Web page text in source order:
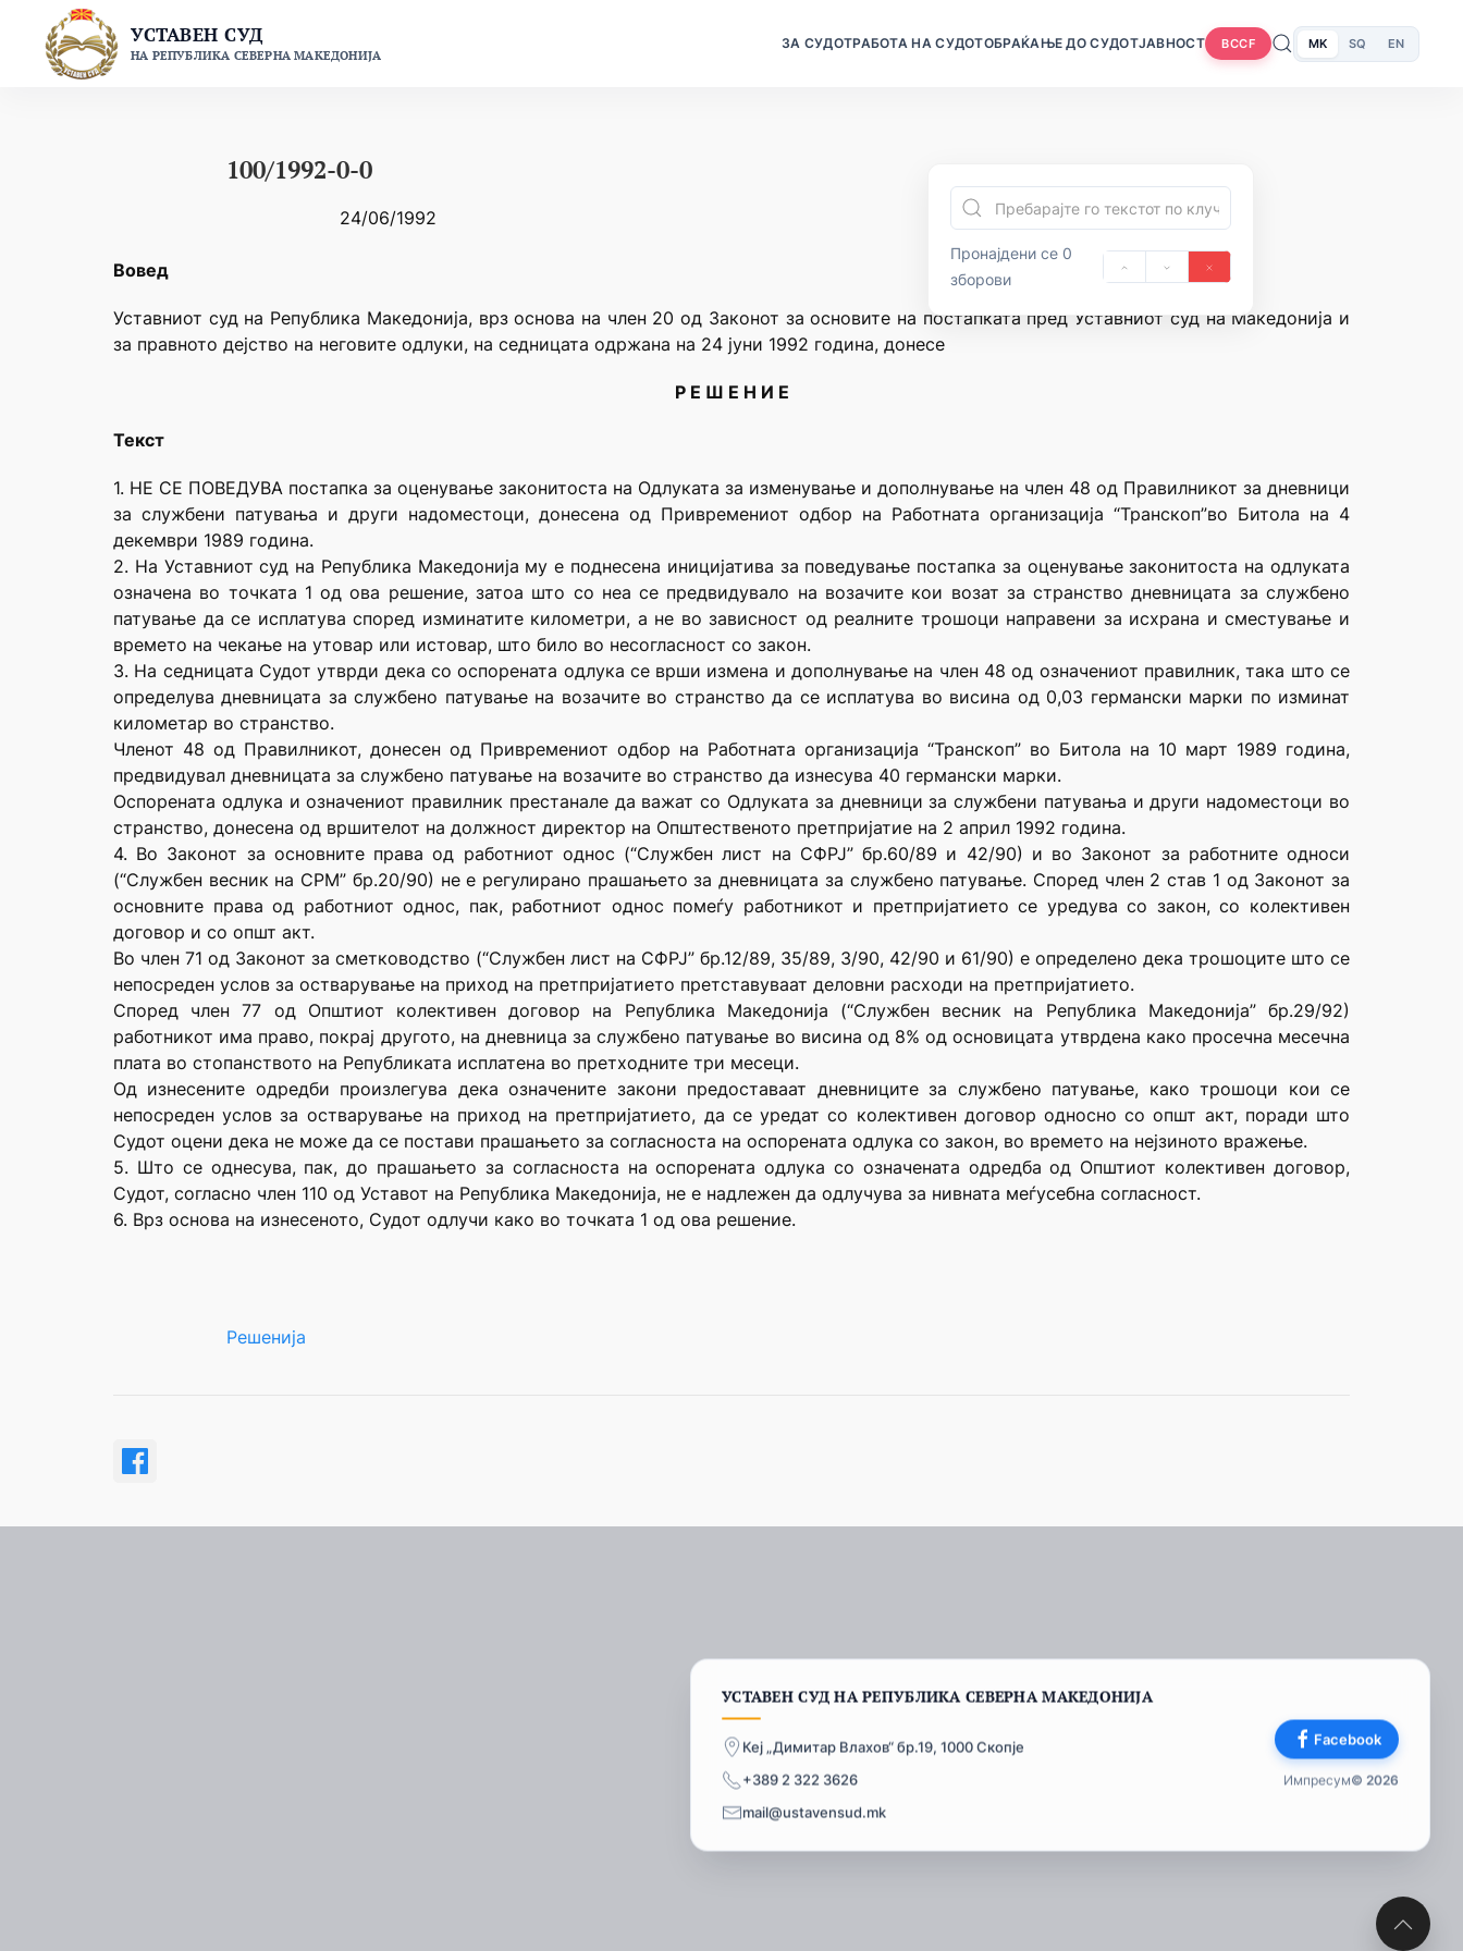
content
УСТАВЕН СУД
НА РЕПУБЛИКА СЕВЕРНА МАКЕДОНИЈА
ЗА СУДОТРАБОТА НА СУДОТОБРАЌАЊЕ ДО СУДОТЈАВНОСТ BCCF MK SQ EN
100/1992-0-0
24/06/1992
Пронајдени се 0
зборови
Вовед
Уставниот суд на Република Македонија, врз основа на член 20 од Законот за основите на постапката пред Уставниот суд на Македонија и
за правното дејство на неговите одлуки, на седницата одржана на 24 јуни 1992 година, донесе
Р Е Ш Е Н И Е
Текст
1. НЕ СЕ ПОВЕДУВА постапка за оценување законитоста на Одлуката за изменување и дополнување на член 48 од Правилникот за дневници
за службени патувања и други надоместоци, донесена од Привремениот одбор на Работната организација “Транскоп”во Битола на 4
декември 1989 година.
2. На Уставниот суд на Република Македонија му е поднесена иницијатива за поведување постапка за оценување законитоста на одлуката
означена во точката 1 од ова решение, затоа што со неа се предвидувало на возачите кои возат за странство дневницата за службено
патување да се исплатува според изминатите километри, а не во зависност од реалните трошоци направени за исхрана и сместување и
времето на чекање на утовар или истовар, што било во несогласност со закон.
3. На седницата Судот утврди дека со оспорената одлука се врши измена и дополнување на член 48 од означениот правилник, така што се
определува дневницата за службено патување на возачите во странство да се исплатува во висина од 0,03 германски марки по изминат
километар во странство.
Членот 48 од Правилникот, донесен од Привремениот одбор на Работната организација “Транскоп” во Битола на 10 март 1989 година,
предвидувал дневницата за службено патување на возачите во странство да изнесува 40 германски марки.
Оспорената одлука и означениот правилник престанале да важат со Одлуката за дневници за службени патувања и други надоместоци во
странство, донесена од вршителот на должност директор на Општественото претпријатие на 2 април 1992 година.
4. Во Законот за основните права од работниот однос (“Службен лист на СФРЈ” бр.60/89 и 42/90) и во Законот за работните односи
(“Службен весник на СРМ” бр.20/90) не е регулирано прашањето за дневницата за службено патување. Според член 2 став 1 од Законот за
основните права од работниот однос, пак, работниот однос помеѓу работникот и претпријатието се уредува со закон, со колективен
договор и со општ акт.
Во член 71 од Законот за сметководство (“Службен лист на СФРЈ” бр.12/89, 35/89, 3/90, 42/90 и 61/90) е определено дека трошоците што се
непосреден услов за остварување на приход на претпријатието претставуваат деловни расходи на претпријатието.
Според член 77 од Општиот колективен договор на Република Македонија (“Службен весник на Република Македонија” бр.29/92)
работникот има право, покрај другото, на дневница за службено патување во висина од 8% од основицата утврдена како просечна месечна
плата во стопанството на Републиката исплатена во претходните три месеци.
Од изнесените одредби произлегува дека означените закони предоставаат дневниците за службено патување, како трошоци кои се
непосреден услов за остварување на приход на претпријатието, да се уредат со колективен договор односно со општ акт, поради што
Судот оцени дека не може да се постави прашањето за согласноста на оспорената одлука со закон, во времето на нејзиното вражење.
5. Што се однесува, пак, до прашањето за согласноста на оспорената одлука со означената одредба од Општиот колективен договор,
Судот, согласно член 110 од Уставот на Република Македонија, не е надлежен да одлучува за нивната меѓусебна согласност.
6. Врз основа на изнесеното, Судот одлучи како во точката 1 од ова решение.
Решенија
УСТАВЕН СУД НА РЕПУБЛИКА СЕВЕРНА МАКЕДОНИЈА
Кеј „Димитар Влахов“ бр.19, 1000 Скопје
+389 2 322 3626
mail@ustavensud.mk
Facebook
Импресум© 2026